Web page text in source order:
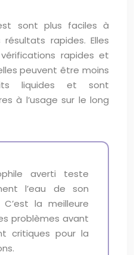
sont plus faciles à
rapides. Elles
rapides et
peuvent être moins
liquides et sont
à l’usage sur le long
averti teste
l’eau de son
C’est la meilleure
problèmes avant
critiques pour la